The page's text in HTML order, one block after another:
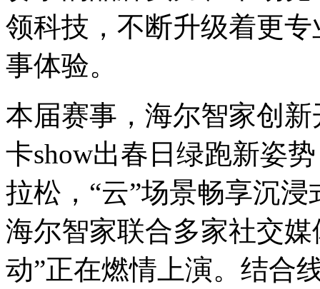
领科技，不断升级着更
事体验。
本届赛事，海尔智家创新
卡show出春日绿跑新姿
拉松，“云”场景畅享沉
海尔智家联合多家社交
动”正在燃情上演。结合